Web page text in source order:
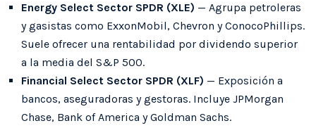
Energy Select Sector SPDR (XLE) — Agrupa petroleras
y gasistas como ExxonMobil, Chevron y ConocoPhillips.
Suele ofrecer una rentabilidad por dividendo superior
a la media del S&P 500.
Financial Select Sector SPDR (XLF) — Exposición a
bancos, aseguradoras y gestoras. Incluye JPMorgan
Chase, Bank of America y Goldman Sachs.